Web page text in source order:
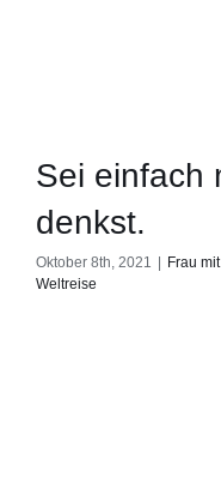
Sei einfach
denkst.
Oktober 8th, 2021 Frau
Weltreise